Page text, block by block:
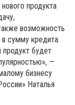
продукта
возможность
сумму кредита.
будет
—
бизнесу
Наталья